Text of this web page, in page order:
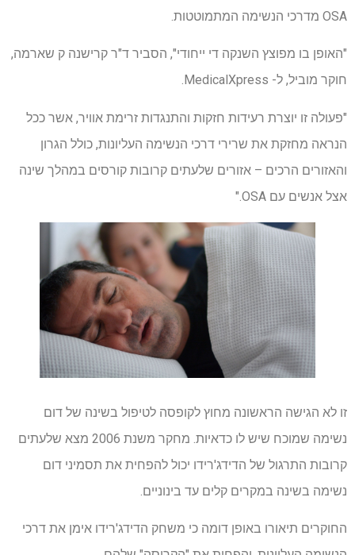
OSA מדרכי הנשימה המתמוטטות.
"האופן בו מפוצץ השנקה די ייחודי", הסביר ד"ר קרישנה ק שארמה,
חוקר מוביל, ל- MedicalXpress.
"פעולה זו יוצרת רעידות חזקות והתנגדות זרימת אוויר, אשר ככל
הנראה מחזקת את שרירי דרכי הנשימה העליונות, כולל הגרון
והאזורים הרכים – אזורים שלעתים קרובות קורסים במהלך שינה
אצל אנשים עם OSA."
זו לא הגישה הראשונה מחוץ לקופסה לטיפול בשינה של דום
נשימה שמוכח שיש לו כדאיות. מחקר משנת 2006 מצא שלעתים
קרובות התרגול של הדידג'רידו יכול להפחית את תסמיני דום
נשימה בשינה במקרים קלים עד בינוניים.
החוקרים תיאורו באופן דומה כי משחק הדידג'רידו אימן את דרכי